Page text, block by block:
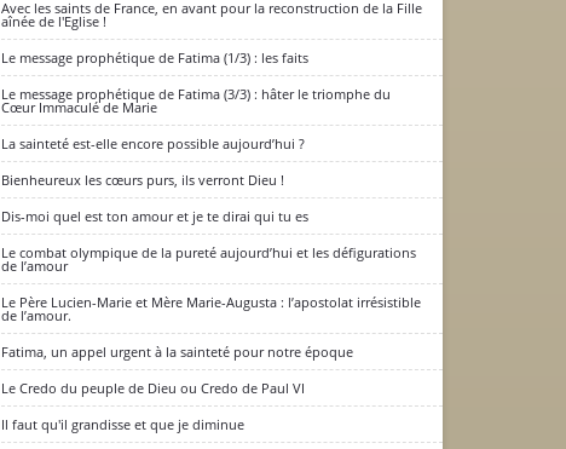
Avec les saints de France, en avant pour la reconstruction de la Fille
aînée de l'Eglise !
Le message prophétique de Fatima (1/3) : les faits
Le message prophétique de Fatima (3/3) : hâter le triomphe du
Cœur Immaculé de Marie
La sainteté est-elle encore possible aujourd’hui ?
Bienheureux les cœurs purs, ils verront Dieu !
Dis-moi quel est ton amour et je te dirai qui tu es
Le combat olympique de la pureté aujourd’hui et les défigurations
de l’amour
Le Père Lucien-Marie et Mère Marie-Augusta : l’apostolat irrésistible
de l’amour.
Fatima, un appel urgent à la sainteté pour notre époque
Le Credo du peuple de Dieu ou Credo de Paul VI
Il faut qu'il grandisse et que je diminue